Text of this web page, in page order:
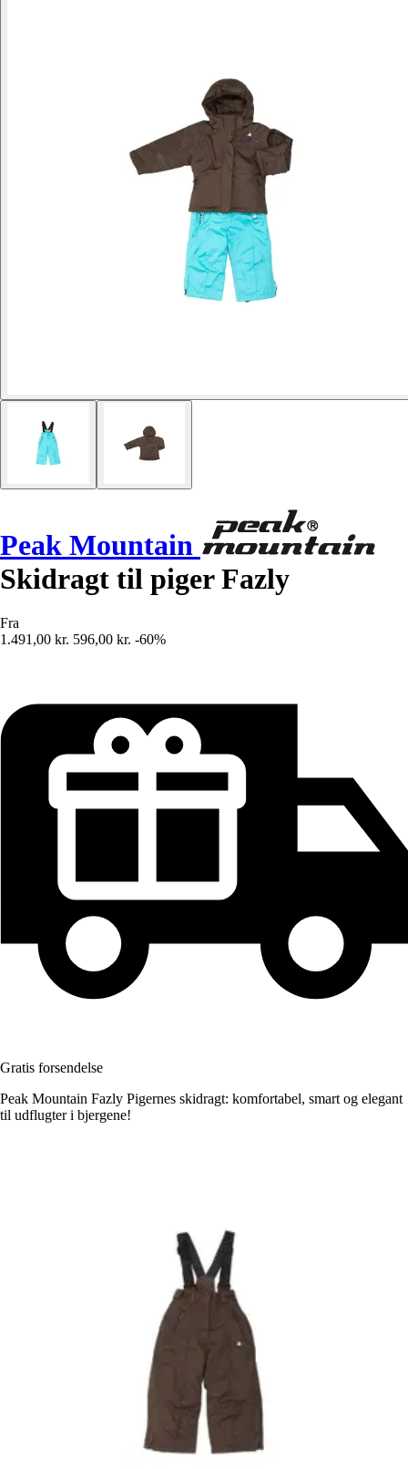
Peak Mountain
Skidragt til piger Fazly
Fra
1.491,00 kr. 596,00 kr. -60%
Gratis forsendelse
Peak Mountain Fazly Pigernes skidragt: komfortabel, smart og elegant
til udflugter i bjergene!